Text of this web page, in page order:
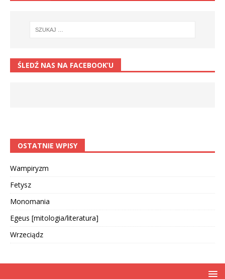
ŚLEDŹ NAS NA FACEBOOK’U
OSTATNIE WPISY
Wampiryzm
Fetysz
Monomania
Egeus [mitologia/literatura]
Wrzeciądz